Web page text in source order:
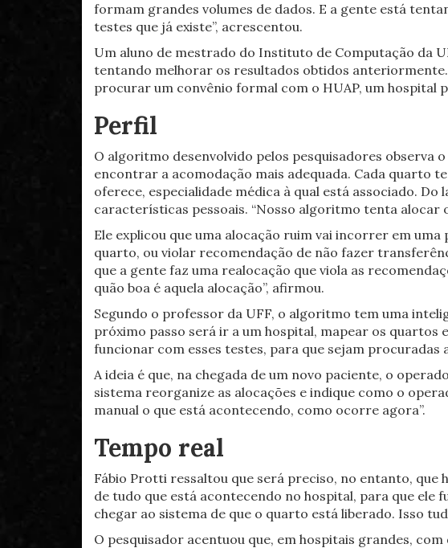
formam grandes volumes de dados. E a gente está
testes que já existe”, acrescentou.
Um aluno de mestrado do Instituto de Computação da
tentando melhorar os resultados obtidos
procurar um convênio formal com o HUAP, um hospital
Perfil
O algoritmo desenvolvido pelos pesquisadores
encontrar a acomodação mais adequada. Cada quarto
oferece, especialidade médica à qual está associado.
características pessoais. “Nosso algoritmo tenta alocar
Ele explicou que uma alocação ruim vai incorrer em
quarto, ou violar recomendação de não fazer
que a gente faz uma realocação que viola as
quão boa é aquela alocação”, afirmou.
Segundo o professor da UFF, o algoritmo tem uma
próximo passo será ir a um hospital, mapear os
funcionar com esses testes, para que sejam procuradas
A ideia é que, na chegada de um novo paciente, o
sistema reorganize as alocações e indique como o
manual o que está acontecendo, como ocorre agora”.
Tempo real
Fábio Protti ressaltou que será preciso, no entanto,
de tudo que está acontecendo no hospital, para que
chegar ao sistema de que o quarto está liberado. Isso
O pesquisador acentuou que, em hospitais grandes,